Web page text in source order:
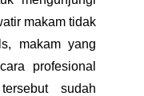
makam tidak
makam yang
profesional
sudah